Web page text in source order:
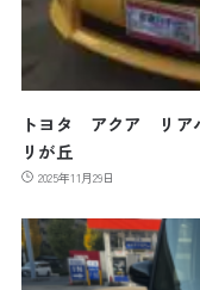
トヨタ アクア リア
リが丘
2025年11月29日